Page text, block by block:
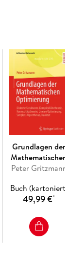
die erst
- Lie-
Grundlagen der
Mathematischen
Optimierung
Peter Gritzmann
Buch (kartoniert)
49,99 €*